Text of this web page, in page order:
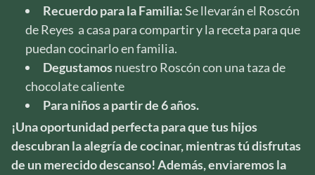
Recuerdo para la Familia:Se llevarán el Roscón
de Reyes a casa para compartir y la receta para que
puedan cocinarlo en familia.
Degustamosnuestro Roscón con una taza de
chocolate caliente
Para niños a partir de 6 años.
¡Una oportunidad perfecta para que tus hijos
descubran la alegría de cocinar, mientras tú disfrutas
de un merecido descanso! Además, enviaremos la